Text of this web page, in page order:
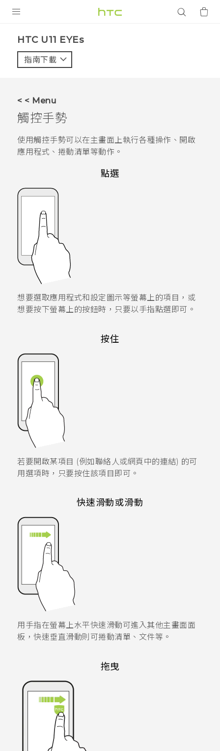
VIVE
應用程式
登入
HTC U11 EYEs‎
指南下載
< < Menu
觸控手勢
使用觸控手勢可以在主畫面上執行各種操作、開啟
應用程式、捲動清單等動作。
點選
想要選取應用程式和設定圖示等螢幕上的項目，或
想要按下螢幕上的按鈕時，只要以手指點選即可。
按住
若要開啟某項目 (例如聯絡人或網頁中的連結) 的可
用選項時，只要按住該項目即可。
快速滑動或滑動
用手指在螢幕上水平快速滑動可進入其他主畫面面
板，快速垂直滑動則可捲動清單、文件等。
拖曳